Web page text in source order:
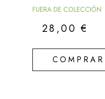
FUERA DE COLECCIÓN
28,00€
COMPRAR